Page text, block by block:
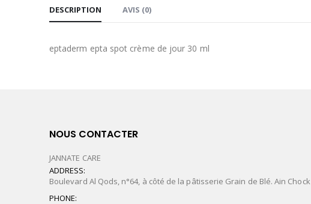
DESCRIPTION AVIS (0)
eptaderm epta spot crème de jour 30 ml
NOUS CONTACTER
JANNATE CARE
ADDRESS:
Boulevard Al Qods, n°64, à côté de la pâtisserie Grain de Blé. Ain Chock
PHONE: